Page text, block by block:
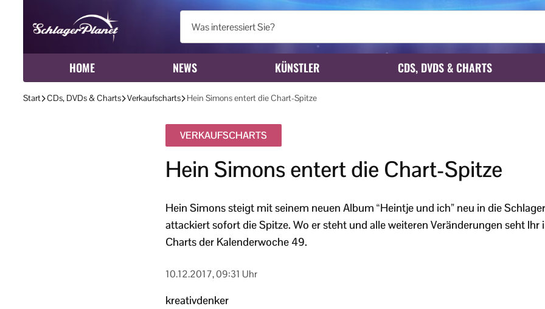
HOME NEWS KÜNSTLER CDS, DVDS & CHARTS
Start CDs, DVDs & Charts Verkaufscharts Hein Simons entert die Chart-Spitze
VERKAUFSCHARTS
Hein Simons entert die Chart-Spitze
Hein Simons steigt mit seinem neuen Album “Heintje und ich” neu in die
attackiert sofort die Spitze. Wo er steht und alle weiteren Veränderungen seht Ihr
Charts der Kalenderwoche 49.
10.12.2017, 09:31 Uhr
kreativdenker